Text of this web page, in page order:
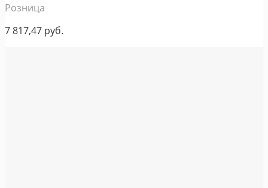
Розница
7 817,47 руб.